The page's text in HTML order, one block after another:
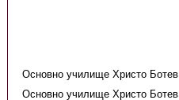
Основно училище Христо Ботев
Основно училище Христо Ботев